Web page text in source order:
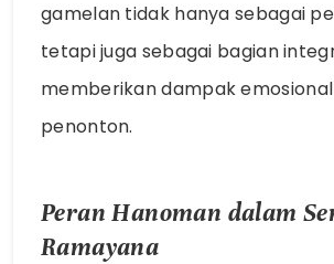
gamelan tidak hanya sebagai
tetapi juga sebagai bagian
memberikan dampak
penonton.
Peran Hanoman dalam
Ramayana